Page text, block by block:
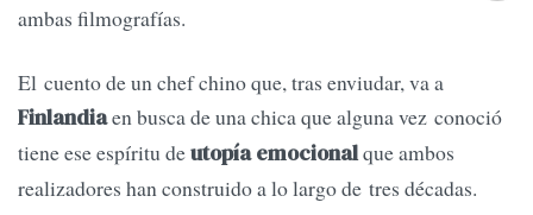
ambas filmografías.
El cuento de un chef chino que, tras enviudar, va a
Finlandiaen busca de una chica que alguna vez conoció
tiene ese espíritu deutopía emocionalque ambos
realizadores han construido a lo largo de tres décadas.